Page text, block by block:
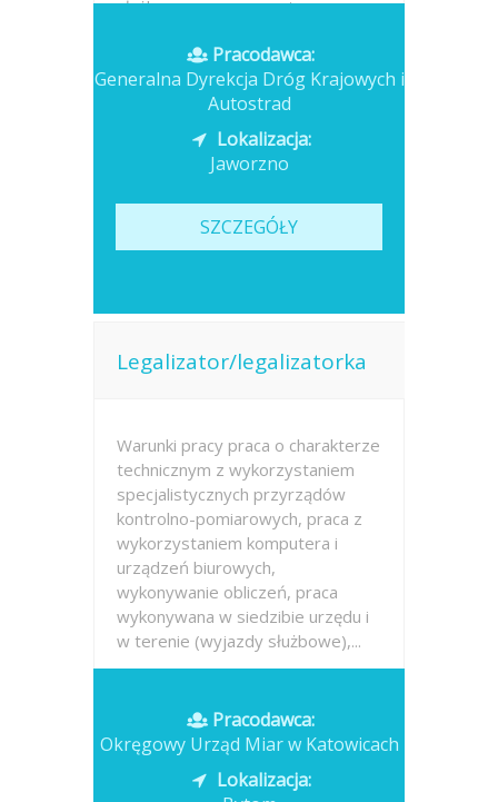
służbowego, praca na tym...
Opublikowano: dzisiajPracodawca:
Generalna Dyrekcja Dróg Krajowych i
Autostrad
Lokalizacja:
Jaworzno
SZCZEGÓŁY
Legalizator/legalizatorka
Warunki pracy praca o charakterze
technicznym z wykorzystaniem
specjalistycznych przyrządów
kontrolno-pomiarowych, praca z
wykorzystaniem komputera i
urządzeń biurowych,
wykonywanie obliczeń, praca
wykonywana w siedzibie urzędu i
w terenie (wyjazdy służbowe),...
Pracodawca:
Okręgowy Urząd Miar w Katowicach
Lokalizacja: